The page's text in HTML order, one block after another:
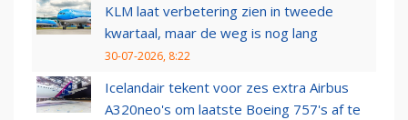
KLM laat verbetering zien in tweede
kwartaal, maar de weg is nog lang
30-07-2026, 8:22
Icelandair tekent voor zes extra Airbus
A320neo's om laatste Boeing 757's af te